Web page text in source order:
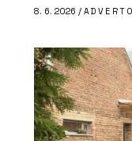
8. 6. 2026 /